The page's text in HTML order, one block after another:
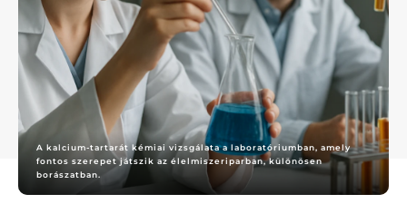
A kalcium-tartarát kémiai vizsgálata a laboratóriumban, amely
fontos szerepet játszik az élelmiszeriparban, különösen
borászatban.